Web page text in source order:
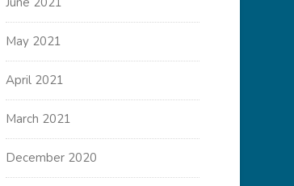
May 2021
April 2021
March 2021
December 2020